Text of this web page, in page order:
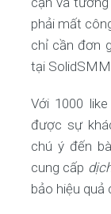
phải mất
chỉ cần đơn
tại
Với 1000
được sự
chú ý đến
cung cấp
bảo hiệu quả